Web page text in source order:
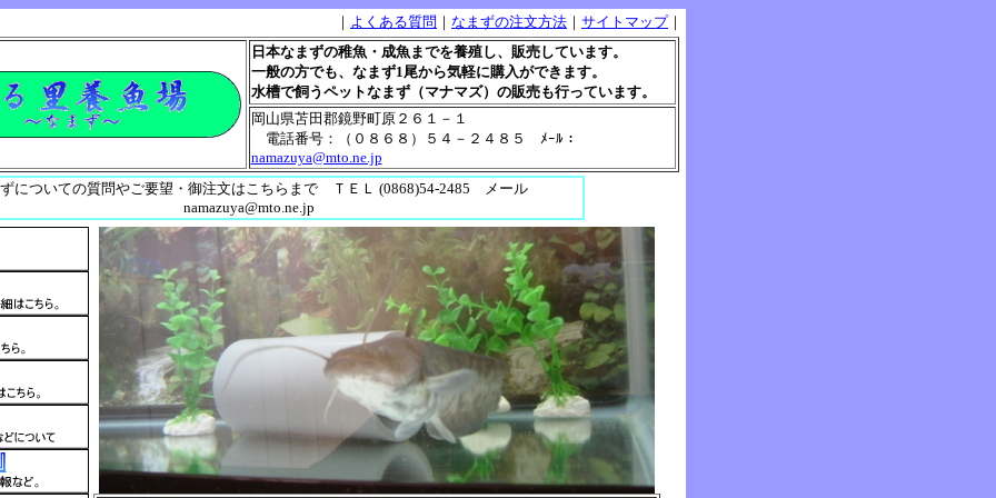
｜ よくある質問 ｜ なまずの注文方法 ｜ サイトマップ｜
日本なまずの稚魚・成魚までを養殖し、販売しています。
一般の方でも、なまず1尾から気軽に購入ができます。
水槽で飼うペットなまず（マナマズ）の販売も行っています。
岡山県苫田郡鏡野町原２６１－１
電話番号：（０８６８）５４－２４８５ ﾒｰﾙ：
namazuya@mto.ne.jp
についての質問やご要望・御注文はこちらまで ＴＥＬ (0868)54-2485 メール
namazuya@mto.ne.jp